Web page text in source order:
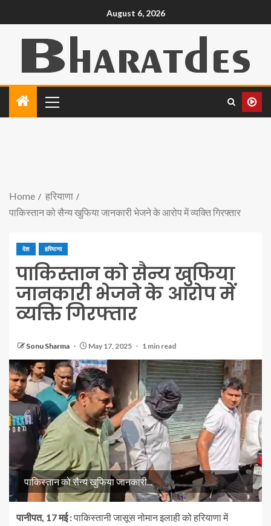
August 6, 2026
Home
हरियाणा
पाकिस्तान को सैन्य खुफिया जानकारी भेजने के आरोप में व्यक्ति गिरफ्तार
देश हरियाणा
पाकिस्तान को सैन्य खुफिया
जानकारी भेजने के आरोप में
व्यक्ति गिरफ्तार
Sonu Sharma May 17, 2025 1 min read
पाकिस्तान को सैन्य खुफिया जानकारी...
पानीपत, 17 मई :पाकिस्तानी जासूस नोमान इलाही को हरियाणा में